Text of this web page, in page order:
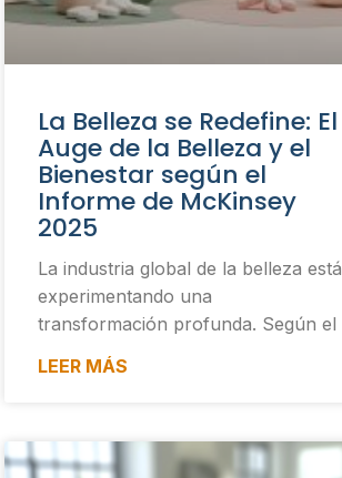
La Belleza se Redefine: El
Auge de la Belleza y el
Bienestar según el
Informe de McKinsey
2025
La industria global de la belleza está
experimentando una
transformación profunda. Según el
LEER MÁS